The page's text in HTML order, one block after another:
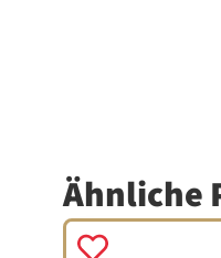
Ähnliche